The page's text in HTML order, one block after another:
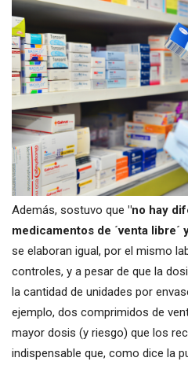
Además, sostuvo que "no hay
medicamentos de ´venta libre´
se elaboran igual, por el mismo
controles, y a pesar de que la
la cantidad de unidades por
ejemplo, dos comprimidos de
mayor dosis (y riesgo) que los
indispensable que, como dice la